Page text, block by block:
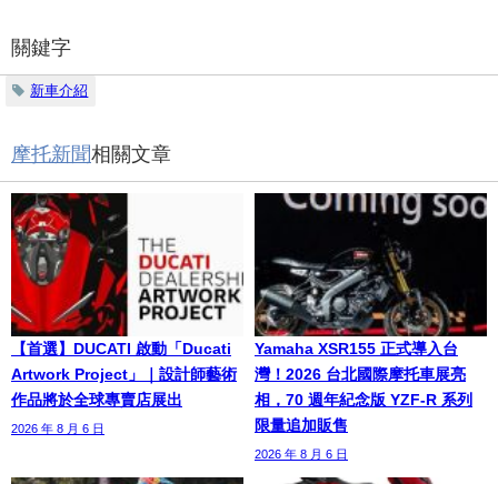
關鍵字
新車介紹
摩托新聞相關文章
【首選】DUCATI 啟動「Ducati
Artwork Project」｜設計師藝術
作品將於全球專賣店展出
2026 年 8 月 6 日
Yamaha XSR155 正式導入台
灣！2026 台北國際摩托車展亮
相，70 週年紀念版 YZF-R 系列
限量追加販售
2026 年 8 月 6 日